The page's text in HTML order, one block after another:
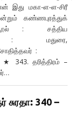
இது மகா-ள-ள-சிரீ
கண்ணபுரத்துக்
நூல் : சத்திய
: மதுரை,
பரிசோதித்தவர் :
★ 343. தரித்திரம் –
340 –